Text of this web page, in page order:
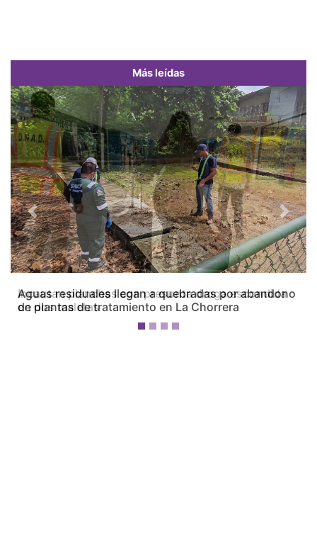
Más leídas
Aguas residuales llegan a quebradas por abandono
de plantas de tratamiento en La Chorrera
Previous Next